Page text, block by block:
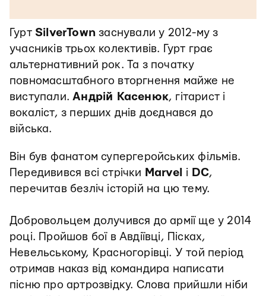
Гурт SilverTown заснували у 2012-му з
учасників трьох колективів. Гурт грає
альтернативний рок. Та з початку
повномасштабного вторгнення майже не
виступали.Андрій Касенюк, гітарист і
вокаліст, з перших днів доєднався до
війська.
Він був фанатом супергеройських фільмів.
Передивився всі стрічки Marvel і DC,
перечитав безліч історій на цю тему.
Добровольцем долучився до армії ще у 2014
році. Пройшов бої в Авдіївці, Пісках,
Невельському, Красногорівці. У той період
отримав наказ від командира написати
пісню про артрозвідку. Слова прийшли ніби